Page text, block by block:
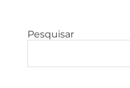
Pesquisar